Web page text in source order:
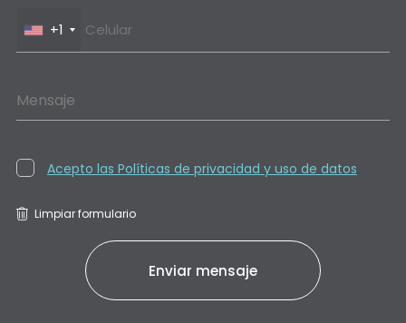
+1
Mensaje
Acepto las Políticas de privacidad y uso de datos
Limpiar formulario